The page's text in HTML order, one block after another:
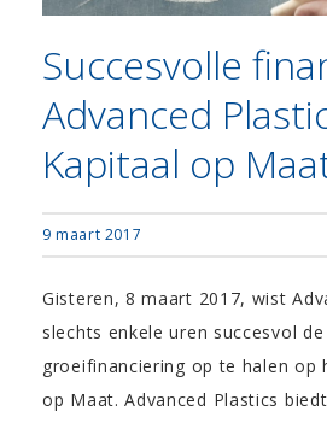
Succesvolle
Advanced
Kapitaal op
9 maart 2017
Gisteren, 8 maart 2017, wist
slechts enkele uren succesvol
groeifinanciering op te halen op
op Maat. Advanced Plastics